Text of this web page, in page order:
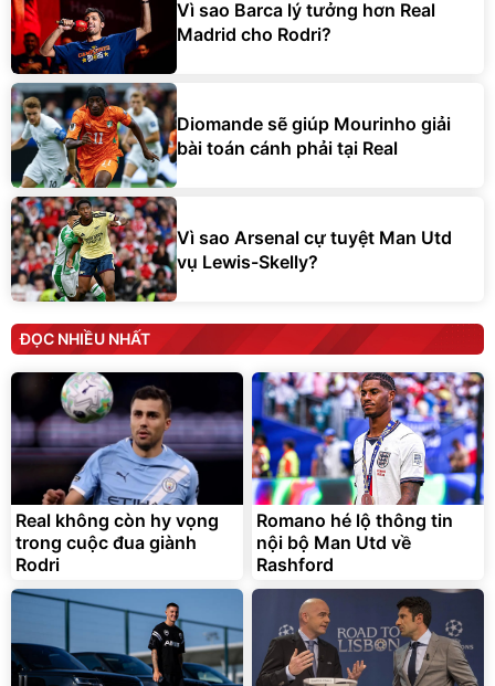
Vì sao Barca lý tưởng hơn Real
Madrid cho Rodri?
Diomande sẽ giúp Mourinho giải
bài toán cánh phải tại Real
Vì sao Arsenal cự tuyệt Man Utd
vụ Lewis-Skelly?
ĐỌC NHIỀU NHẤT
Real không còn hy vọng
trong cuộc đua giành
Rodri
Romano hé lộ thông tin
nội bộ Man Utd về
Rashford